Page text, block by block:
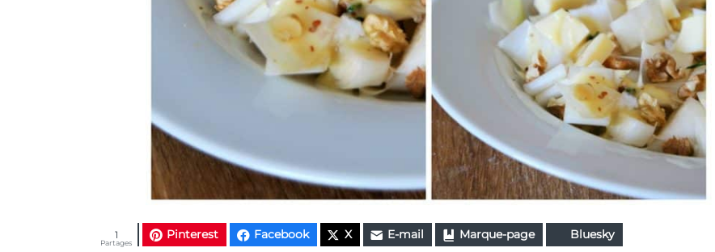
Pinterest Facebook X E-mail Marque-page Bluesky
Partages
1